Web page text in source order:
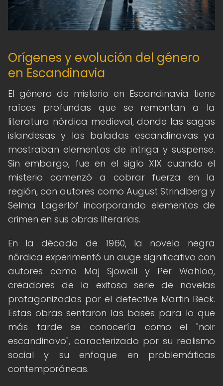
Orígenes y evolución del género
en Escandinavia
El género de misterio en Escandinavia tiene
raíces profundas que se remontan a la
literatura nórdica medieval, donde las sagas
islandesas y las baladas escandinavas ya
mostraban elementos de intriga y suspense.
Sin embargo, fue en el siglo XIX cuando el
misterio comenzó a cobrar fuerza en la
región, con autores como August Strindberg y
Selma Lagerlöf incorporando elementos de
crimen en sus obras literarias.
En la década de 1960, la novela negra
nórdica experimentó un auge significativo con
autores como Maj Sjöwall y Per Wahlöö,
creadores de la exitosa serie de novelas
protagonizadas por el detective Martin Beck.
Estas obras sentaron las bases para lo que
más tarde se conocería como el "noir
escandinavo", caracterizado por su realismo
social y su enfoque en problemáticas
contemporáneas.